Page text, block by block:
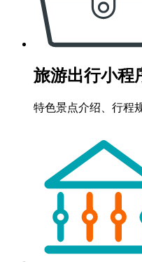
旅游出行小程
特色景点介绍、行程